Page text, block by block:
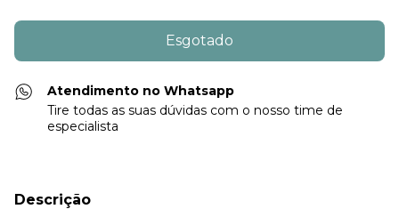
Atendimento no Whatsapp
Tire todas as suas dúvidas com o nosso time de
especialista
Descrição